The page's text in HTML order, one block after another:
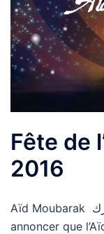
Fête de
2016
Aïd Moubarak عيد مبارك ! L’AMF a le plaisir de vous
annoncer que